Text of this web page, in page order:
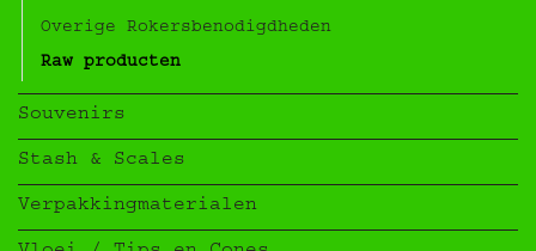
Overige Rokersbenodigdheden
Raw producten
Souvenirs
Stash & Scales
Verpakkingmaterialen